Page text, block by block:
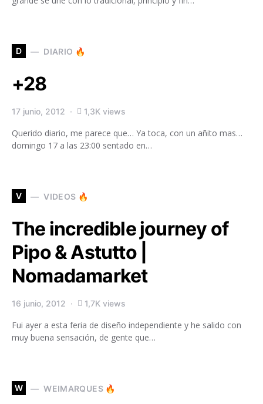
D DIARIO 🔥
+28
17 junio, 2012 1,3K views
Querido diario, me parece que… Ya toca, con un añito mas…
domingo 17 a las 23:00 sentado en…
V VIDEOS 🔥
The incredible journey of
Pipo & Astutto |
Nomadamarket
16 junio, 2012 1,7K views
Fui ayer a esta feria de diseño independiente y he salido con
muy buena sensación, de gente que…
W WEIMARQUES 🔥